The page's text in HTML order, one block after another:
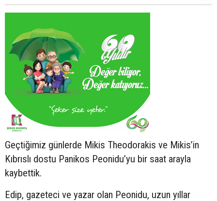
Geçtiğimiz günlerde Mikis Theodorakis ve Mikis’in
Kıbrıslı dostu Panikos Peonidu’yu bir saat arayla
kaybettik.
Edip, gazeteci ve yazar olan Peonidu, uzun yıllar